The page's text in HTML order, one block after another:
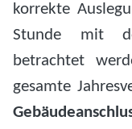
korrekte
Stunde mit
betrachtet
gesamte